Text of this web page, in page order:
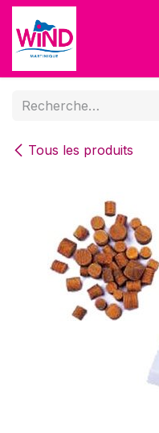
Se rendre au contenu
Tous les produits